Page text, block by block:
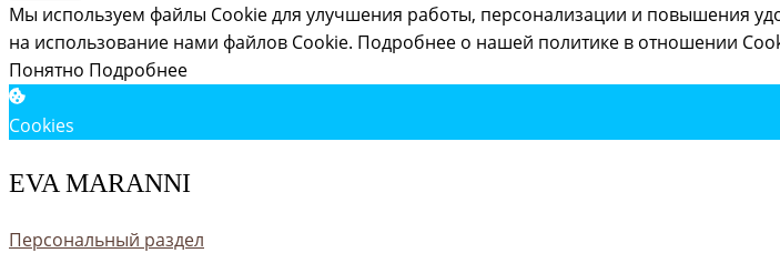
Мы используем файлы Cookie для улучшения работы, персонализации и повышения
на использование нами файлов Cookie. Подробнее о нашей политике в отношении
Понятно Подробнее
Cookies
EVA MARANNI
Персональный раздел